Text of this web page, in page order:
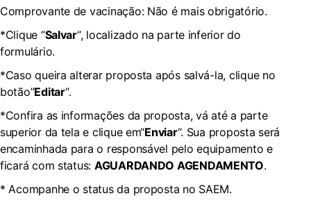
Comprovante de vacinação: Não é mais obrigatório.
*Clique “Salvar“, localizado na parte inferior do
formulário.
*Caso queira alterar proposta após salvá-la, clique no
botão”Editar“.
*Confira as informações da proposta, vá até a parte
superior da tela e clique em“Enviar“. Sua proposta será
encaminhada para o responsável pelo equipamento e
ficará com status: AGUARDANDO AGENDAMENTO.
* Acompanhe o status da proposta no SAEM.